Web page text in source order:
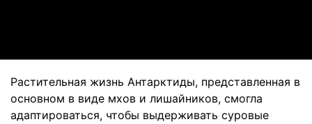
Растительная жизнь Антарктиды, представленная в
основном в виде мхов и лишайников, смогла
адаптироваться, чтобы выдерживать суровые